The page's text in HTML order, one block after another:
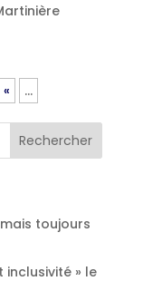
«
…
toujours
inclusivité » le